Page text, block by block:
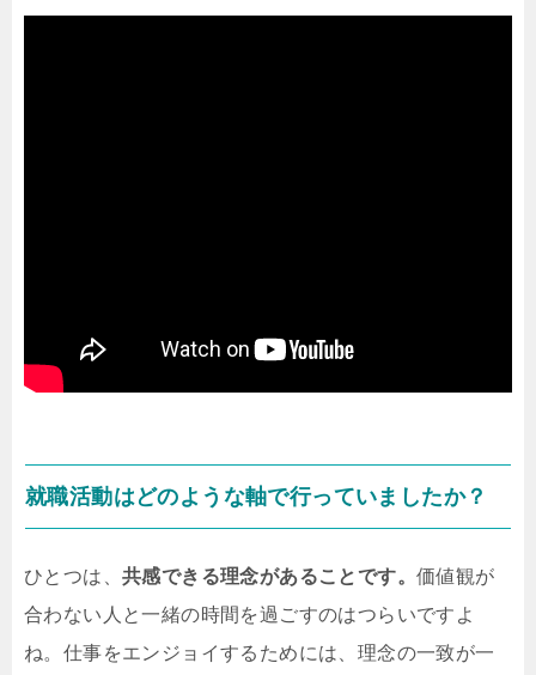
就職活動はどのような軸で行っていましたか？
ひとつは、 共感できる理念があることです。 価値観が
合わない人と一緒の時間を過ごすのはつらいですよ
ね。仕事をエンジョイするためには、理念の一致が一